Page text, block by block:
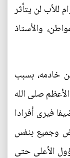
للأب لن يتأثر
والأستاذ
خادمه، بسبب
صلى الله
فيرى أفرادا
وجميع بنفس
الأعلى حتى